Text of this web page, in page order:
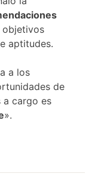
objetivos
aptitudes.
a los
de
a cargo es
».